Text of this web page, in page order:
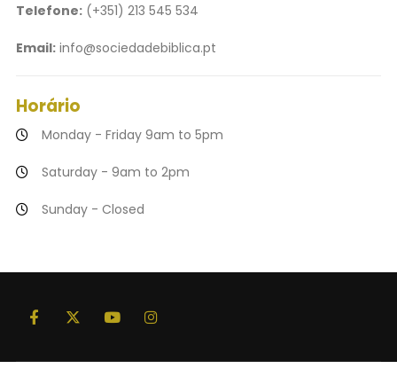
Telefone:(+351) 213 545 534
Email:info@sociedadebiblica.pt
Horário
Monday - Friday 9am to 5pm
Saturday - 9am to 2pm
Sunday - Closed